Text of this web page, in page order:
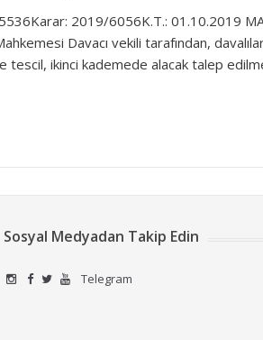
2019/6056K.T.: 01.10.2019
Davacı vekili tarafından,
ikinci kademede alacak talep
Sosyal Medyadan Takip Edin
Telegram